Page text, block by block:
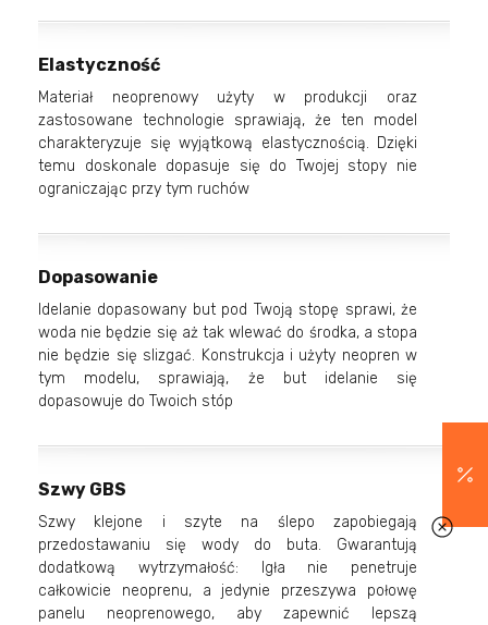
Elastyczność
Materiał neoprenowy użyty w produkcji oraz
zastosowane technologie sprawiają, że ten model
charakteryzuje się wyjątkową elastycznością. Dzięki
temu doskonale dopasuje się do Twojej stopy nie
ograniczając przy tym ruchów
Dopasowanie
Idelanie dopasowany but pod Twoją stopę sprawi, że
woda nie będzie się aż tak wlewać do środka, a stopa
nie będzie się slizgać. Konstrukcja i użyty neopren w
tym modelu, sprawiają, że but idelanie się
dopasowuje do Twoich stóp
Szwy GBS
Szwy klejone i szyte na ślepo zapobiegają
przedostawaniu się wody do buta. Gwarantują
dodatkową wytrzymałość: Igła nie penetruje
całkowicie neoprenu, a jedynie przeszywa połowę
panelu neoprenowego, aby zapewnić lepszą